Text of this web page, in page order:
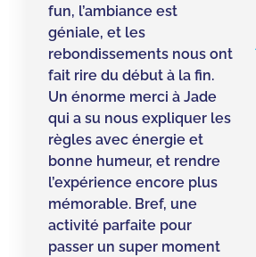
fun, l’ambiance est
géniale, et les
rebondissements nous ont
fait rire du début à la fin.
Un énorme merci à Jade
qui a su nous expliquer les
règles avec énergie et
bonne humeur, et rendre
l’expérience encore plus
mémorable. Bref, une
activité parfaite pour
passer un super moment